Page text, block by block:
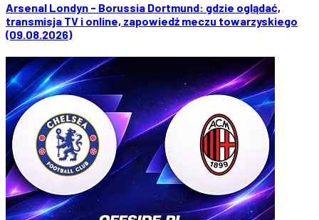
Arsenal Londyn - Borussia Dortmund: gdzie oglądać,
transmisja TV i online, zapowiedź meczu towarzyskiego
(09.08.2026)